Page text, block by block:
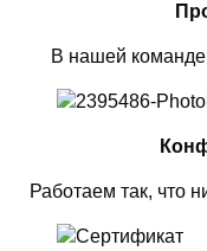
В нашей команде
Работаем так, что